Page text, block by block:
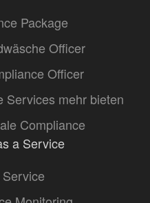
Package
Officer
Officer
Services mehr bieten
Compliance
a Service